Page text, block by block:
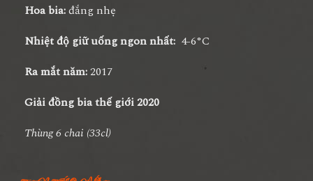
Hoa bia:đắng nhẹ
Nhiệt độ giữ uống ngon nhất: 4-6°C
Ra mắt năm:2017
Giải đồng bia thế giới 2020
Thùng 6 chai (33cl)